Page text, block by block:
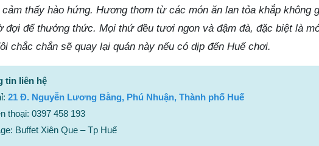
thấy hào hứng. Hương thơm từ các món ăn lan tỏa khắp không
đợi để thưởng thức. Mọi thứ đều tươi ngon và đậm đà, đặc biệt là
chắc chắn sẽ quay lại quán này nếu có dịp đến Huế chơi.
tin liên hệ
21 Đ. Nguyễn Lương Bằng, Phú Nhuận, Thành phố Huế
thoại: 0397 458 193
Buffet Xiên Que – Tp Huế